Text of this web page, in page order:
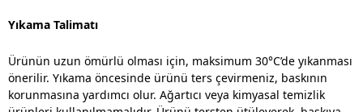
Yıkama Talimatı
Ürünün uzun ömürlü olması için, maksimum 30°C’de yıkanması
önerilir. Yıkama öncesinde ürünü ters çevirmeniz, baskının
korunmasına yardımcı olur. Ağartıcı veya kimyasal temizlik